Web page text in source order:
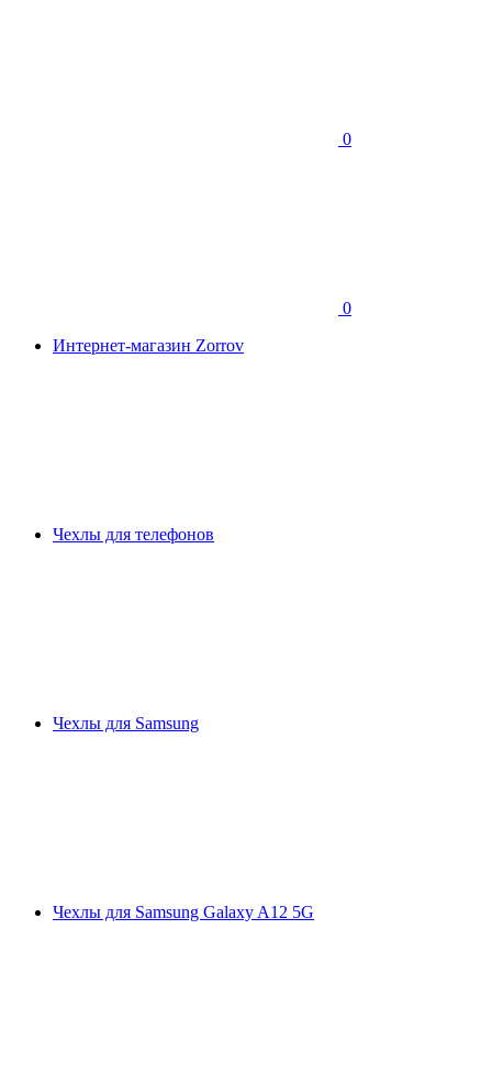
0
0
Интернет-магазин Zorrov
Чехлы для телефонов
Чехлы для Samsung
Чехлы для Samsung Galaxy A12 5G